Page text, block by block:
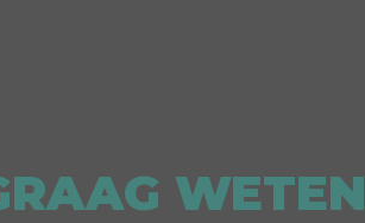
WETEN